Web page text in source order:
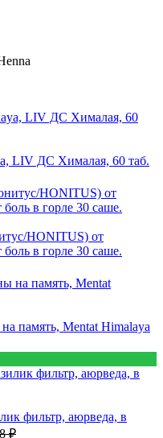
LIV ДС Хималая, 60 таб.
HONITUS) от
в горле 30 саше.
память, Mentat Himalaya
фильтр, аюрведа, в
₽